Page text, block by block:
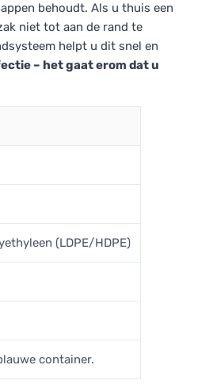
behoudt. Als u thuis een
niet tot aan de rand te
helpt u dit snel en
– het gaat erom dat u
(LDPE/HDPE)
container.